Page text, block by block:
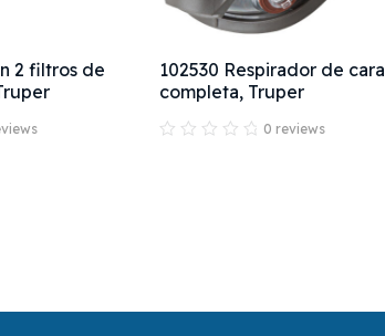
2 filtros de
102530 Respirador de cara
completa, Truper
0 reviews